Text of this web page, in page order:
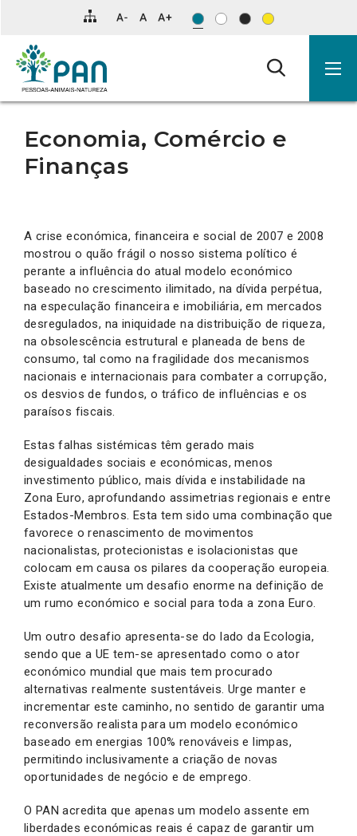
para
conteúdo
principal
da
Economia, Comércio e
Finanças
A crise económica, financeira e social de 2007 e 2008
mostrou o quão frágil o nosso sistema político é
perante a influência do atual modelo económico
baseado no crescimento ilimitado, na dívida perpétua,
na especulação financeira e imobiliária, em mercados
desregulados, na iniquidade na distribuição de riqueza,
na obsolescência estrutural e planeada de bens de
consumo, tal como na fragilidade dos mecanismos
nacionais e internacionais para combater a corrupção,
os desvios de fundos, o tráfico de influências e os
paraísos fiscais.
Estas falhas sistémicas têm gerado mais
desigualdades sociais e económicas, menos
investimento público, mais dívida e instabilidade na
Zona Euro, aprofundando assimetrias regionais e entre
Estados-Membros. Esta tem sido uma combinação que
favorece o renascimento de movimentos
nacionalistas, protecionistas e isolacionistas que
colocam em causa os pilares da cooperação europeia.
Existe atualmente um desafio enorme na definição de
um rumo económico e social para toda a zona Euro.
Um outro desafio apresenta-se do lado da Ecologia,
sendo que a UE tem-se apresentado como o ator
económico mundial que mais tem procurado
alternativas realmente sustentáveis. Urge manter e
incrementar este caminho, no sentido de garantir uma
reconversão realista para um modelo económico
baseado em energias 100% renováveis e limpas,
permitindo inclusivamente a criação de novas
oportunidades de negócio e de emprego.
O PAN acredita que apenas um modelo assente em
liberdades económicas reais é capaz de garantir um